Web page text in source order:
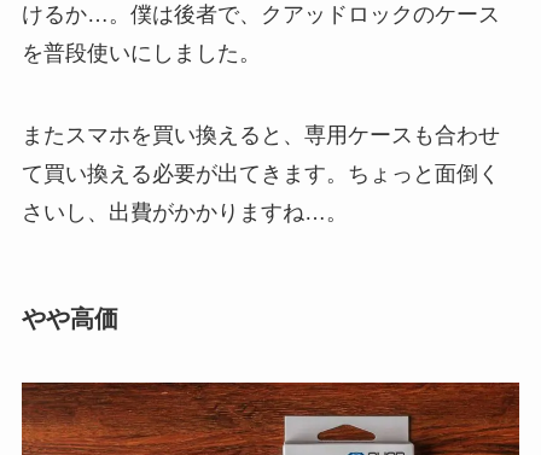
けるか…。僕は後者で、クアッドロックのケース
を普段使いにしました。
またスマホを買い換えると、専用ケースも合わせ
て買い換える必要が出てきます。ちょっと面倒く
さいし、出費がかかりますね…。
やや高価